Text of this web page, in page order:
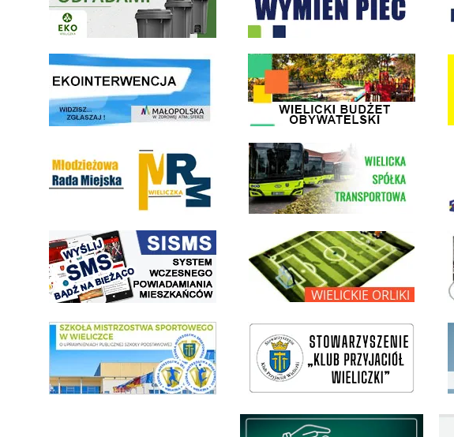
link do strony ekointerwencja dot.- powietrza link do strony - Wielicki Budżet Obywatelski
link do strony Wielickiej Spółki Transportowej
link do strony systemu wczesnego ostrzegania mieszkańców SISMSlink do opisu projektu Wielickie Orliki
link do SMS Wieliczka wieliczka-wieliczanie na bis
Międzyzakładowa Kasa Zapomogowo - Pożyczkowa